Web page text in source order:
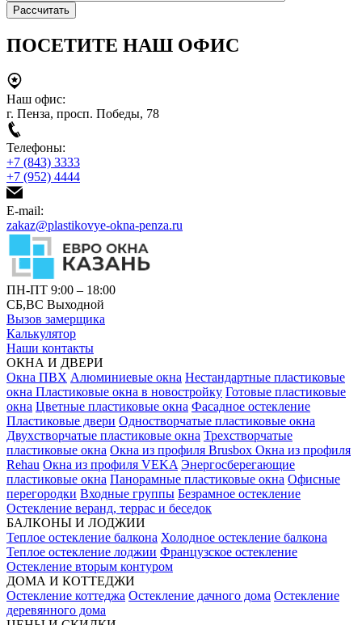
ПОСЕТИТЕ НАШ ОФИС
Наш офис:
г. Пенза, просп. Победы, 78
Телефоны:
+7 (843) 3333
+7 (952) 4444
E-mail:
zakaz@plastikovye-okna-penza.ru
ПН-ПТ 9:00 – 18:00
СБ,ВС Выходной
Вызов замерщика
Калькулятор
Наши контакты
ОКНА И ДВЕРИ
Окна ПВХ Алюминиевые окна Нестандартные пластиковые
окна Пластиковые окна в новостройку Готовые пластиковые
окна Цветные пластиковые окна Фасадное остекление
Пластиковые двери Одностворчатые пластиковые окна
Двухстворчатые пластиковые окна Трехстворчатые
пластиковые окна Окна из профиля Brusbox Окна из профиля
Rehau Окна из профиля VEKA Энергосберегающие
пластиковые окна Панорамные пластиковые окна Офисные
перегородки Входные группы Безрамное остекление
Остекление веранд, террас и беседок
БАЛКОНЫ И ЛОДЖИИ
Теплое остекление балкона Холодное остекление балкона
Теплое остекление лоджии Французское остекление
Остекление вторым контуром
ДОМА И КОТТЕДЖИ
Остекление коттеджа Остекление дачного дома Остекление
деревянного дома